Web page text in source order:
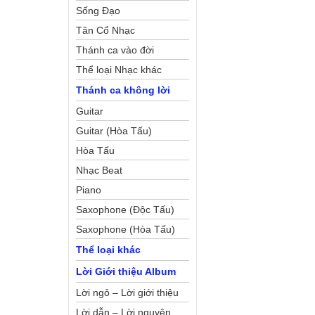
Sống Đạo
Tân Cổ Nhạc
Thánh ca vào đời
Thể loại Nhạc khác
Thánh ca không lời
Guitar
Guitar (Hòa Tấu)
Hòa Tấu
Nhạc Beat
Piano
Saxophone (Độc Tấu)
Saxophone (Hòa Tấu)
Thể loại khác
Lời Giới thiệu Album
Lời ngỏ – Lời giới thiệu
Lời dẫn – Lời nguyện